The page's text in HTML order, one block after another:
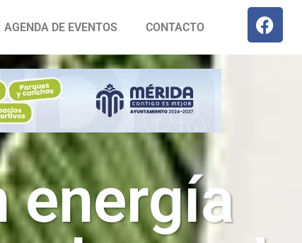
AGENDA DE EVENTOS CONTACTO
energía